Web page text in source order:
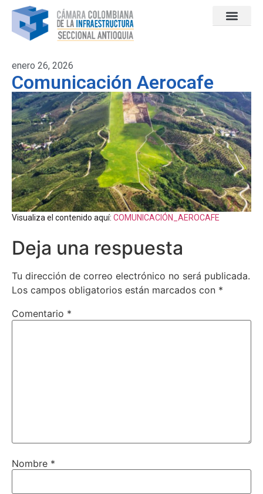
enero 26, 2026
Comunicación Aerocafe
Visualiza el contenido aquí: COMUNICACIÓN_AEROCAFE
Deja una respuesta
Tu dirección de correo electrónico no será publicada.
Los campos obligatorios están marcados con *
Comentario *
Nombre *